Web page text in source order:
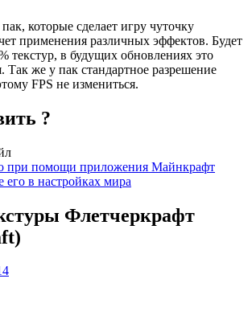
которые сделает игру чуточку
применения различных эффектов. Будет
текстур, в будущих обновлениях это
Так же у пак стандартное разрешение
FPS не измениться.
?
при помощи приложения Майнкрафт
его в настройках мира
Флетчеркрафт